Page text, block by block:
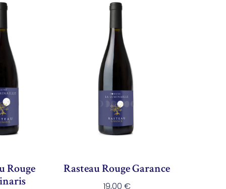
Rouge
Rasteau Rouge Garance
19,00 €